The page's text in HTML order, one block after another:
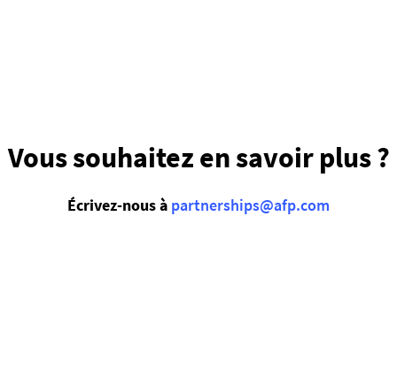
Vous souhaitez en savoir plus ?
Écrivez-nous à partnerships@afp.com